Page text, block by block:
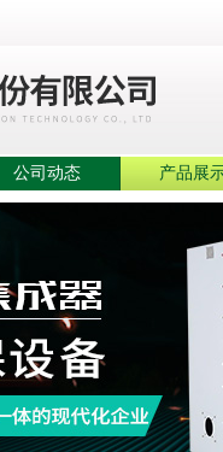
公司动态 产品展